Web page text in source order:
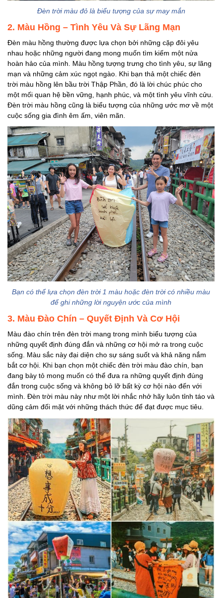
Đèn trời màu đỏ là biểu tượng của sự may mắn
2. Màu Hồng – Tình Yêu Và Sự Lãng Mạn
Đèn màu hồng thường được lựa chọn bởi những cặp đôi yêu
nhau hoặc những người đang mong muốn tìm kiếm một nửa
hoàn hảo của mình. Màu hồng tượng trưng cho tình yêu, sự lãng
mạn và những cảm xúc ngọt ngào. Khi bạn thả một chiếc đèn
trời màu hồng lên bầu trời Thập Phần, đó là lời chúc phúc cho
một mối quan hệ bền vững, hạnh phúc, và một tình yêu vĩnh cửu.
Đèn trời màu hồng cũng là biểu tượng của những ước mơ về một
cuộc sống gia đình êm ấm, viên mãn.
Bạn có thể lựa chọn đèn trời 1 màu hoặc đèn trời có nhiều màu
để ghi những lời nguyện ước của mình
3. Màu Đào Chín – Quyết Định Và Cơ Hội
Màu đào chín trên đèn trời mang trong mình biểu tượng của
những quyết định đúng đắn và những cơ hội mở ra trong cuộc
sống. Màu sắc này đại diện cho sự sáng suốt và khả năng nắm
bắt cơ hội. Khi bạn chọn một chiếc đèn trời màu đào chín, bạn
đang bày tỏ mong muốn có thể đưa ra những quyết định đúng
đắn trong cuộc sống và không bỏ lỡ bất kỳ cơ hội nào đến với
mình. Đèn trời màu này như một lời nhắc nhở hãy luôn tỉnh táo và
dũng cảm đối mặt với những thách thức để đạt được mục tiêu.